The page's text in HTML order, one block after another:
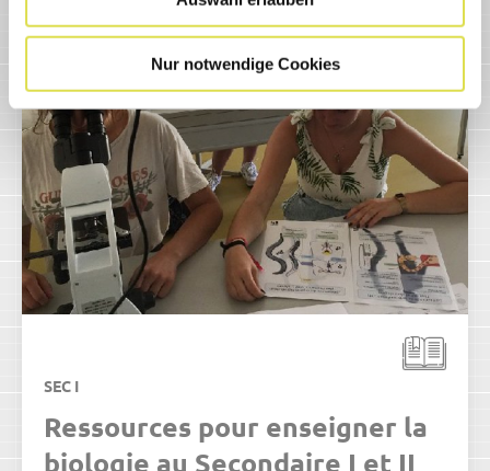
Nur notwendige Cookies
SEC I
Ressources pour enseigner la
biologie au Secondaire I et II